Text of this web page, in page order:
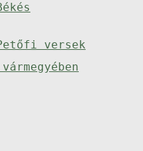
versek